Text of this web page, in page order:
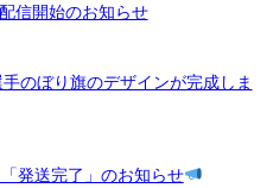
信開始のお知らせ
のぼり旗のデザインが完成しま
発送完了」のお知らせ